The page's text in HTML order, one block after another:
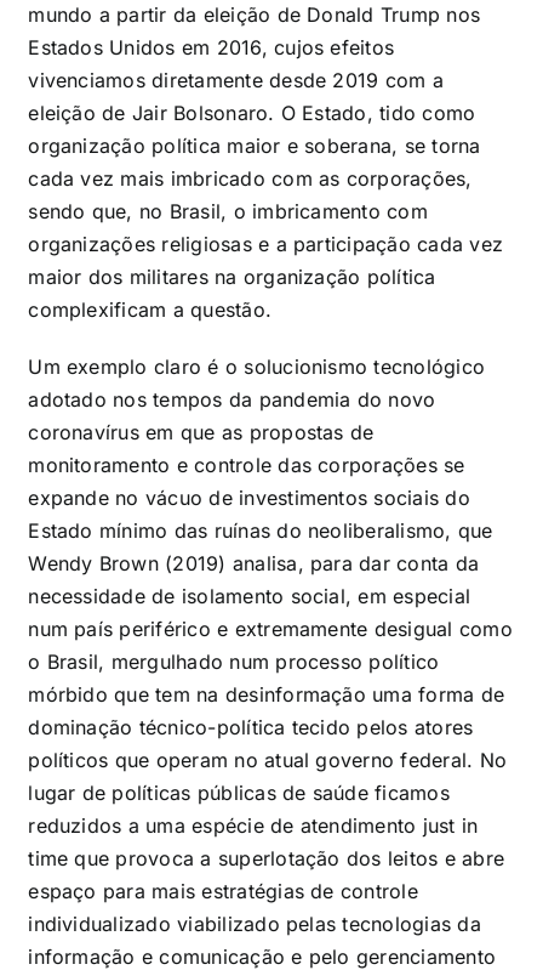
mundo a partir da eleição de Donald Trump nos
Estados Unidos em 2016, cujos efeitos
vivenciamos diretamente desde 2019 com a
eleição de Jair Bolsonaro. O Estado, tido como
organização política maior e soberana, se torna
cada vez mais imbricado com as corporações,
sendo que, no Brasil, o imbricamento com
organizações religiosas e a participação cada vez
maior dos militares na organização política
complexificam a questão.
Um exemplo claro é o solucionismo tecnológico
adotado nos tempos da pandemia do novo
coronavírus em que as propostas de
monitoramento e controle das corporações se
expande no vácuo de investimentos sociais do
Estado mínimo das ruínas do neoliberalismo, que
Wendy Brown (2019) analisa, para dar conta da
necessidade de isolamento social, em especial
num país periférico e extremamente desigual como
o Brasil, mergulhado num processo político
mórbido que tem na desinformação uma forma de
dominação técnico-política tecido pelos atores
políticos que operam no atual governo federal. No
lugar de políticas públicas de saúde ficamos
reduzidos a uma espécie de atendimento just in
time que provoca a superlotação dos leitos e abre
espaço para mais estratégias de controle
individualizado viabilizado pelas tecnologias da
informação e comunicação e pelo gerenciamento